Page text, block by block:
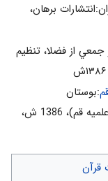
برهان،
جمعي از فضلا، تنظیم
:بوستان
كتاب(انتشارات دفتر تبليغات اسلامي حوزه علميه قم)، 1386 ش‌،
قرآن